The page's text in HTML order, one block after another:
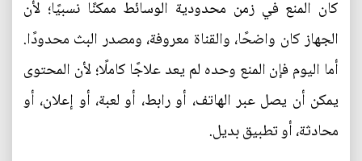
كان المنع في زمن محدودية الوسائط ممكنًا نسبيًا؛ لأن
الجهاز كان واضحًا، والقناة معروفة، ومصدر البث محدودًا.
أما اليوم فإن المنع وحده لم يعد علاجًا كاملًا؛ لأن المحتوى
يمكن أن يصل عبر الهاتف، أو رابط، أو لعبة، أو إعلان، أو
محادثة، أو تطبيق بديل.